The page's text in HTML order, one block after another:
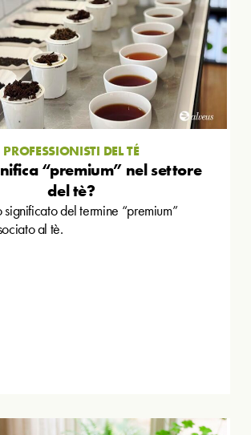
PROFESSIONISTI DEL TÉ
“premium” nel settore
del tè?
del termine “premium”
al tè.